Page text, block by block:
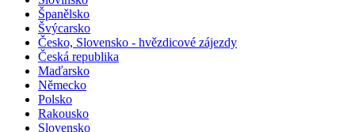
Španělsko
Švýcarsko
Česko, Slovensko - hvězdicové zájezdy
Česká republika
Maďarsko
Německo
Polsko
Rakousko
Slovensko